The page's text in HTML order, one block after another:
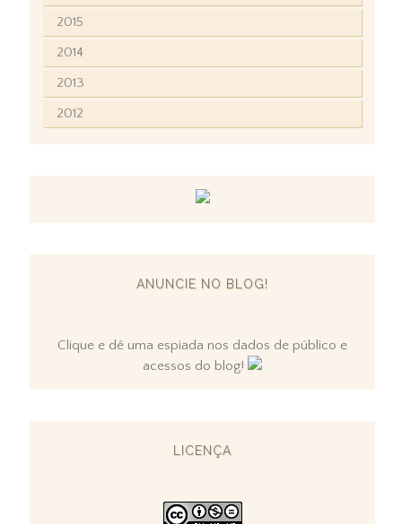
2015
2014
2013
2012
ANUNCIE NO BLOG!
Clique e dê uma espiada nos dados de público e
acessos do blog!
LICENÇA